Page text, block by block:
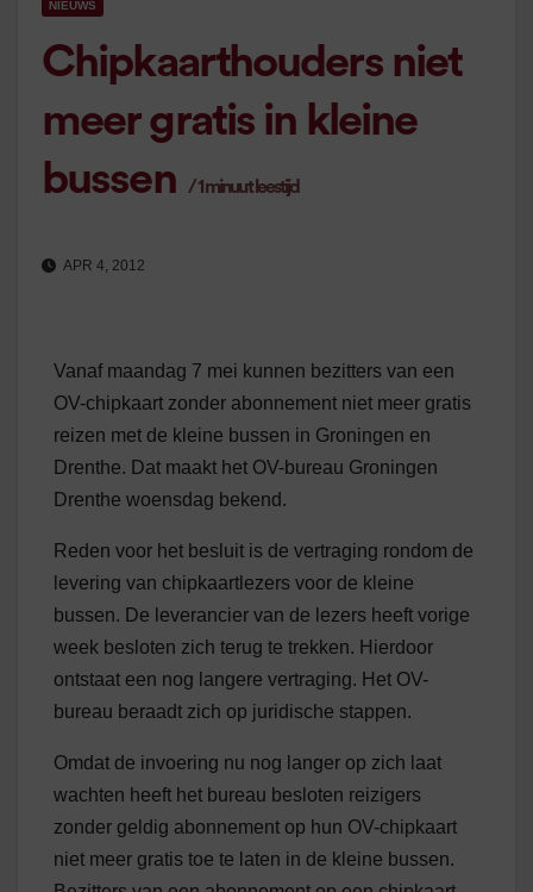
NIEUWS
Chipkaarthouders niet
meer gratis in kleine
bussen
/1 minuut leestijd
APR 4, 2012
Vanaf maandag 7 mei kunnen bezitters van een
OV-chipkaart zonder abonnement niet meer gratis
reizen met de kleine bussen in Groningen en
Drenthe. Dat maakt het OV-bureau Groningen
Drenthe woensdag bekend.
Reden voor het besluit is de vertraging rondom de
levering van chipkaartlezers voor de kleine
bussen. De leverancier van de lezers heeft vorige
week besloten zich terug te trekken. Hierdoor
ontstaat een nog langere vertraging. Het OV-
bureau beraadt zich op juridische stappen.
Omdat de invoering nu nog langer op zich laat
wachten heeft het bureau besloten reizigers
zonder geldig abonnement op hun OV-chipkaart
niet meer gratis toe te laten in de kleine bussen.